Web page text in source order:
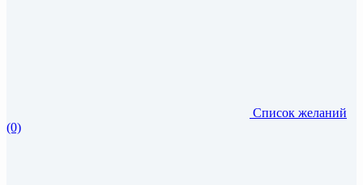
Список желаний
(0)